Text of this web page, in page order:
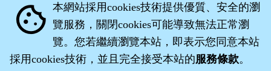
cookie 本網站採用cookies技術提供優質、安全的瀏
覽服務，關閉cookies可能導致無法正常瀏
覽。您若繼續瀏覽本站，即表示您同意本站
採用cookies技術，並且完全接受本站的服務條款。